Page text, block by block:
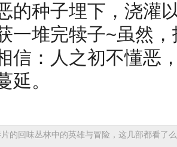
的种子埋下，浇灌
一堆完犊子~虽然
信：人之初不懂恶
延。
的回味丛林中的英雄与冒险，这几部都看了么